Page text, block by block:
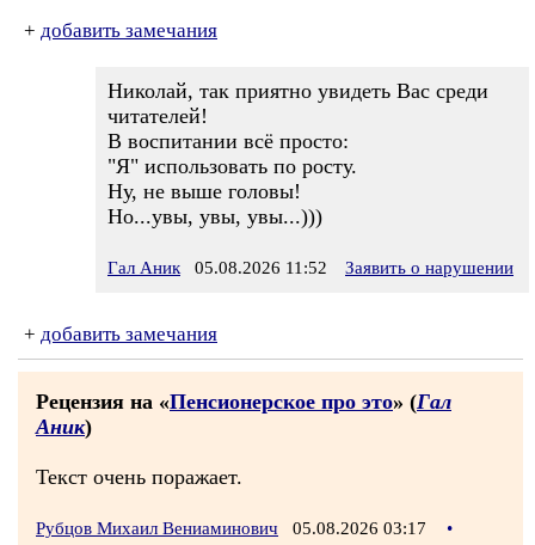
+ добавить замечания
Николай, так приятно увидеть Вас среди
читателей!
В воспитании всё просто:
"Я" использовать по росту.
Ну, не выше головы!
Но...увы, увы, увы...)))
Гал Аник 05.08.2026 11:52 Заявить о нарушении
+ добавить замечания
Рецензия на «Пенсионерское про это» (Гал
Аник)
Текст очень поражает.
Рубцов Михаил Вениаминович 05.08.2026 03:17
•